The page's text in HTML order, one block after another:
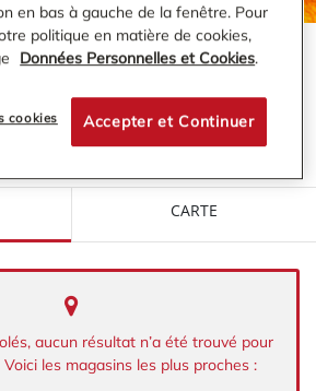
BI1 À PROXIMITÉ DE :
CARTE
aucun résultat n’a été trouvé pour
les magasins les plus proches :
en bas à gauche de la fenêtre. Pour
politique en matière de cookies,
Données Personnelles et Cookies.
Accepter et Continuer
cookies